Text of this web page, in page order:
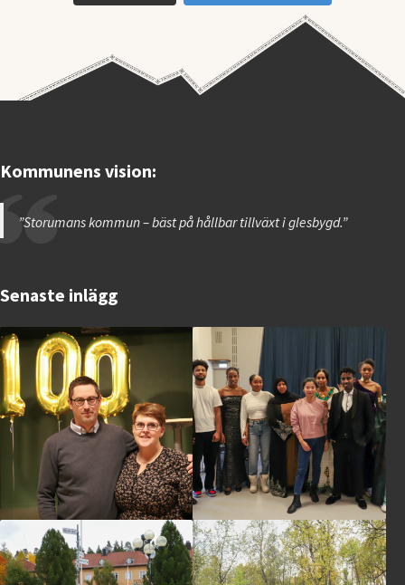
Kommunens vision:
”Storumans kommun – bäst på hållbar tillväxt i glesbygd.”
Senaste inlägg